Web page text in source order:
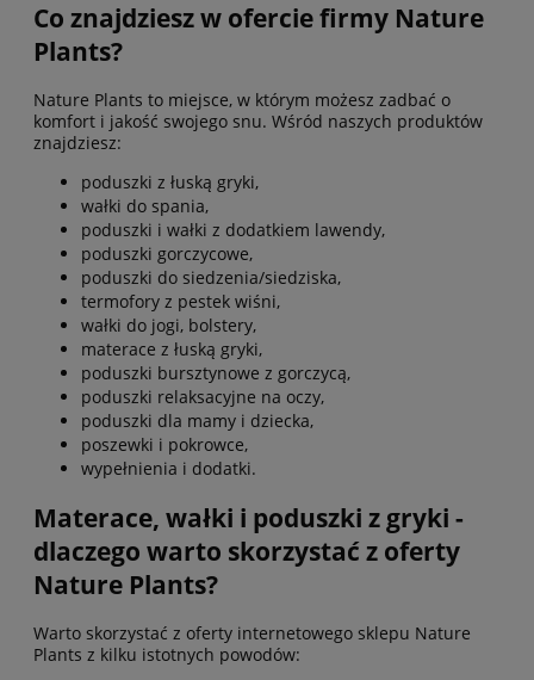
Co znajdziesz w ofercie firmy Nature
Plants?
Nature Plants to miejsce, w którym możesz zadbać o
komfort i jakość swojego snu. Wśród naszych produktów
znajdziesz:
poduszki z łuską gryki,
wałki do spania,
poduszki i wałki z dodatkiem lawendy,
poduszki gorczycowe,
poduszki do siedzenia/siedziska,
termofory z pestek wiśni,
wałki do jogi, bolstery,
materace z łuską gryki,
poduszki bursztynowe z gorczycą,
poduszki relaksacyjne na oczy,
poduszki dla mamy i dziecka,
poszewki i pokrowce,
wypełnienia i dodatki.
Materace, wałki i poduszki z gryki -
dlaczego warto skorzystać z oferty
Nature Plants?
Warto skorzystać z oferty internetowego sklepu Nature
Plants z kilku istotnych powodów: